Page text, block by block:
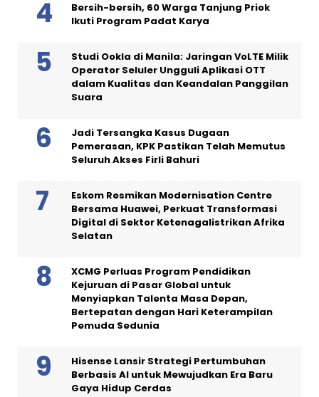
Bersih-bersih, 60 Warga Tanjung Priok
Ikuti Program Padat Karya
Studi Ookla di Manila: Jaringan VoLTE Milik
Operator Seluler Ungguli Aplikasi OTT
dalam Kualitas dan Keandalan Panggilan
Suara
Jadi Tersangka Kasus Dugaan
Pemerasan, KPK Pastikan Telah Memutus
Seluruh Akses Firli Bahuri
Eskom Resmikan Modernisation Centre
Bersama Huawei, Perkuat Transformasi
Digital di Sektor Ketenagalistrikan Afrika
Selatan
XCMG Perluas Program Pendidikan
Kejuruan di Pasar Global untuk
Menyiapkan Talenta Masa Depan,
Bertepatan dengan Hari Keterampilan
Pemuda Sedunia
Hisense Lansir Strategi Pertumbuhan
Berbasis AI untuk Mewujudkan Era Baru
Gaya Hidup Cerdas